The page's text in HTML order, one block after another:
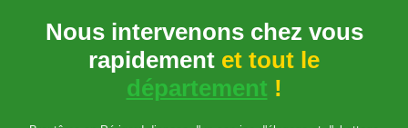
Nous intervenons chez vous
rapidement et tout le
département !